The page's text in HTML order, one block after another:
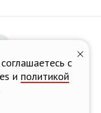
с
и политикой